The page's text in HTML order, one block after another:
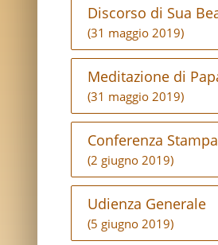
Discorso di Sua
(31 maggio 2019)
Meditazione di
(31 maggio 2019)
Conferenza
(2 giugno 2019)
Udienza Generale
(5 giugno 2019)